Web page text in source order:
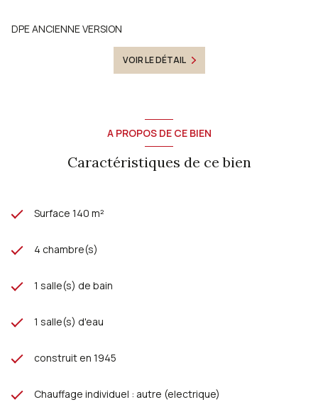
DPE ANCIENNE VERSION
VOIR LE DÉTAIL
A PROPOS DE CE BIEN
Caractéristiques de ce bien
Surface 140 m²
4 chambre(s)
1 salle(s) de bain
1 salle(s) d'eau
construit en 1945
Chauffage individuel : autre (electrique)